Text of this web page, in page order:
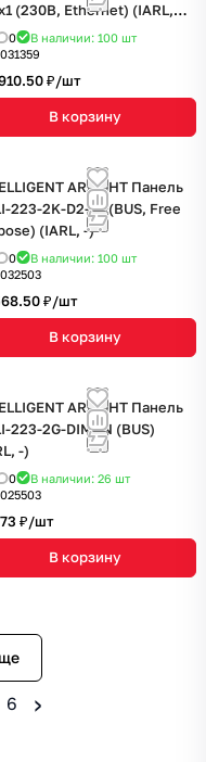
(230B, Ethernet) (IARL,
Пластик, 2 года)
0 В наличии: 100 шт
031359
₽/шт
В корзину
ARLIGHT Панель
223-2K-D2-IN (BUS, Free
(IARL, -)
0 В наличии: 100 шт
032503
₽/шт
В корзину
ARLIGHT Панель
223-2G-DIM-IN (BUS)
-)
0 В наличии: 26 шт
025503
₽/шт
В корзину
6 ›